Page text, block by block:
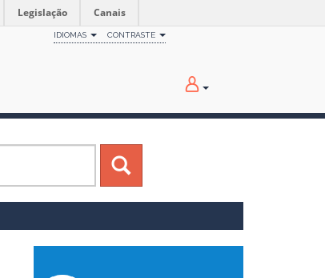
Legislação Canais
IDIOMAS CONTRASTE